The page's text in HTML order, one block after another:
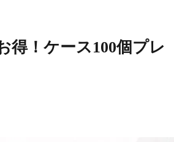
得！ケース100個プレ